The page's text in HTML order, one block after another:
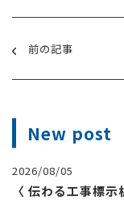
前の記事
New post
2026/08/05
〈 伝わる工事標